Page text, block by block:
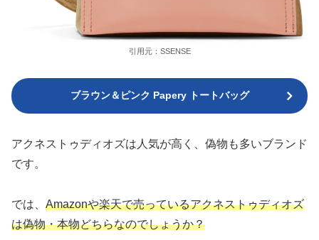
引用元：SSENSE
ブラウン＆ピンク Papery トートバッグ
アクネストゥディオズは人気が高く、偽物も多いブランド
です。
では、 Amazonや楽天で売っているアクネストゥディオズ
は偽物・本物どちらなのでしょうか？